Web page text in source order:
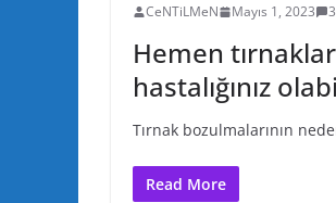
CeNTiLMeN Mayıs 1, 2023
Hemen
hastalığınız
Tırnak bozulmalarının
Read More